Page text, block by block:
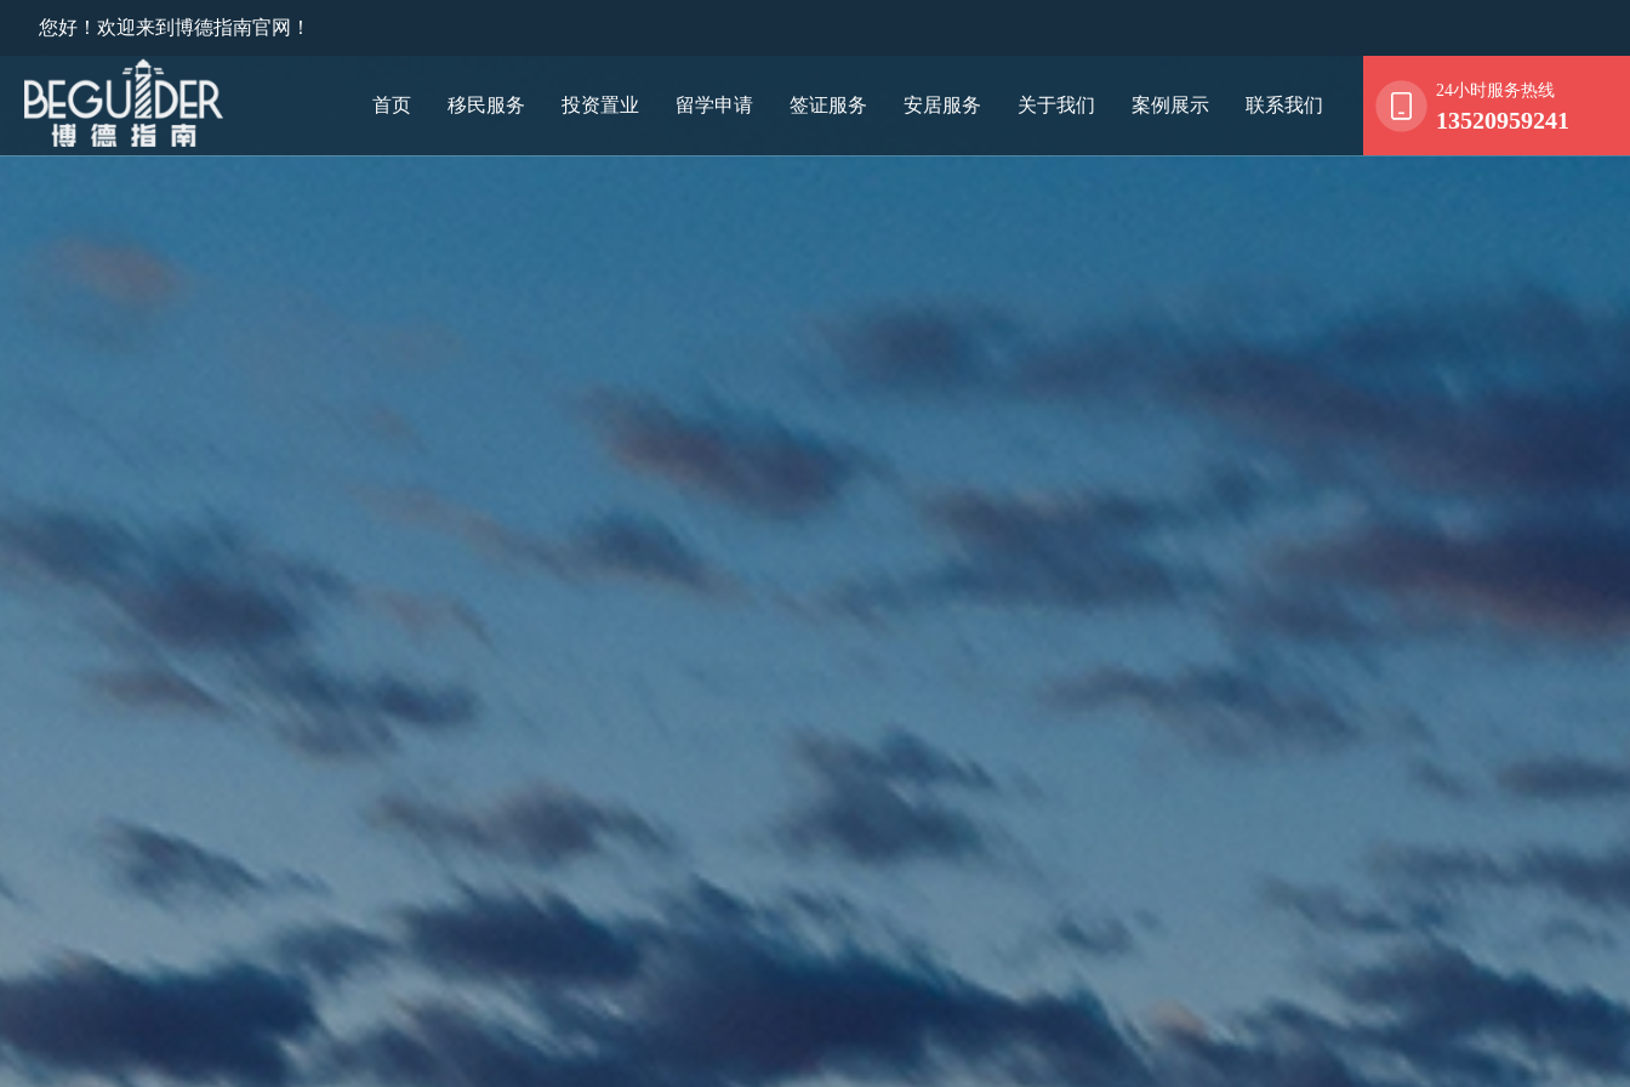
您好！欢迎来到博德指南官网！
首页 移民服务 投资置业 留学申请 签证服务 安居服务 关于我们 案例展示 联系我们
24小时服务热线
13520959241